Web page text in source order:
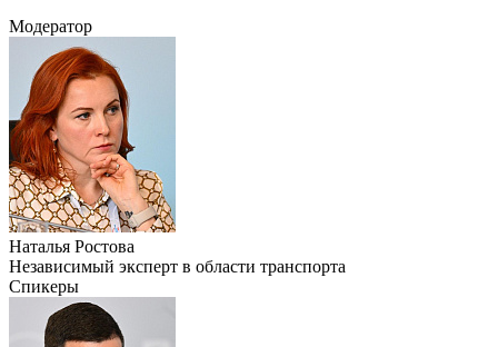
Модератор
Наталья Ростова
Независимый эксперт в области транспорта
Спикеры